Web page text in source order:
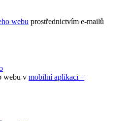
webu prostřednictvím e-mailů
webu v mobilní aplikaci –